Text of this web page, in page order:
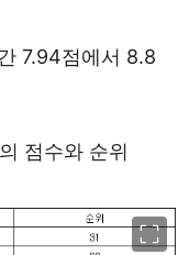
7.94점에서 8.8
점수와 순위